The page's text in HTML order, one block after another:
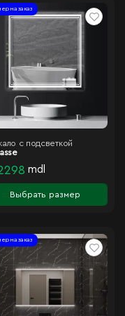
на заказ
с подсветкой
mdl
Выбрать размер
на заказ